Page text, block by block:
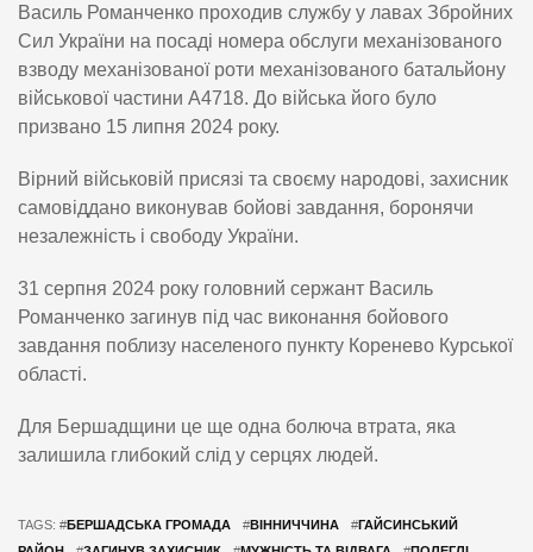
Василь Романченко проходив службу у лавах Збройних
Сил України на посаді номера обслуги механізованого
взводу механізованої роти механізованого батальйону
військової частини А4718. До війська його було
призвано 15 липня 2024 року.
Вірний військовій присязі та своєму народові, захисник
самовіддано виконував бойові завдання, боронячи
незалежність і свободу України.
31 серпня 2024 року головний сержант Василь
Романченко загинув під час виконання бойового
завдання поблизу населеного пункту Коренево Курської
області.
Для Бершадщини це ще одна болюча втрата, яка
залишила глибокий слід у серцях людей.
TAGS: #БЕРШАДСЬКА ГРОМАДА #ВІННИЧЧИНА #ГАЙСИНСЬКИЙ